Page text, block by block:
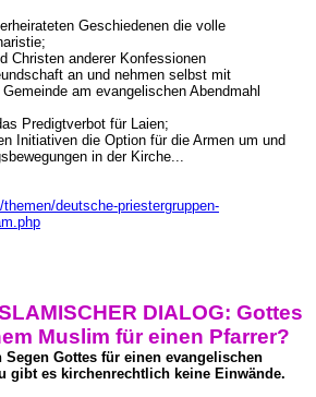
Geschiedenen die volle
Christen anderer Konfessionen
an und nehmen selbst mit
am evangelischen Abendmahl
Predigtverbot für Laien;
Initiativen die Option für die Armen um und
in der Kirche...
deutsche-priestergruppen-
DIALOG: Gottes
Muslim für einen Pfarrer?
Segen Gottes für einen evangelischen
gibt es kirchenrechtlich keine Einwände.